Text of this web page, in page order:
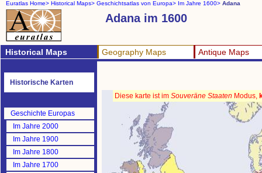
Euratlas Home> Historical Maps> Geschichtsatlas von Europa> Im Jahre 1600> Adana
Adana im 1600
Historical Maps Geography Maps Antique Maps
Historische Karten
Geschichte Europas
Im Jahre 2000
Im Jahre 1900
Im Jahre 1800
Im Jahre 1700
Diese karte ist im Souveräne Staaten Modus,